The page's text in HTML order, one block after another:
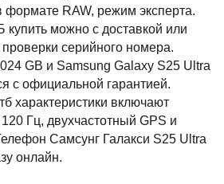
формате RAW, режим эксперта.
купить можно с доставкой или
серийного номера.
GB и Samsung Galaxy S25 Ultra
с официальной гарантией.
характеристики включают
Гц, двухчастотный GPS и
Самсунг Галакси S25 Ultra
онлайн.